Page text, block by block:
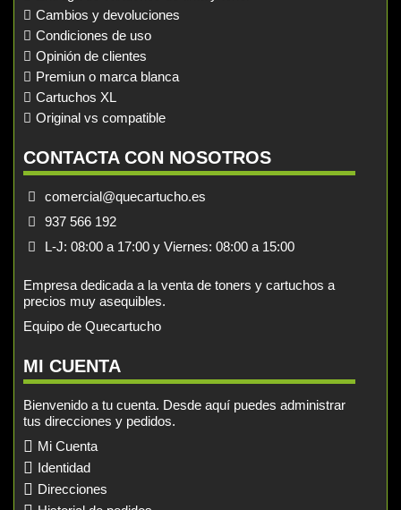
Cambios y devoluciones
Condiciones de uso
Opinión de clientes
Premiun o marca blanca
Cartuchos XL
Original vs compatible
CONTACTA CON NOSOTROS
comercial@quecartucho.es
937 566 192
L-J: 08:00 a 17:00 y Viernes: 08:00 a 15:00
Empresa dedicada a la venta de toners y cartuchos a
precios muy asequibles.
Equipo de Quecartucho
MI CUENTA
Bienvenido a tu cuenta. Desde aquí puedes administrar
tus direcciones y pedidos.
Mi Cuenta
Identidad
Direcciones